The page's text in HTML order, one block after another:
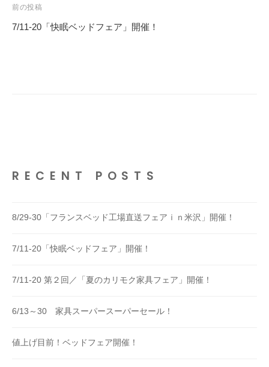
投
稿
前の投稿
7/11-20「快眠ベッドフェア」開催！
RECENT POSTS
8/29-30「フランスベッド工場直送フェアｉｎ米沢」開催！
7/11-20「快眠ベッドフェア」開催！
7/11-20 第２回／「夏のカリモク家具フェア」開催！
6/13～30 家具スーパースーパーセール！
値上げ目前！ベッドフェア開催！